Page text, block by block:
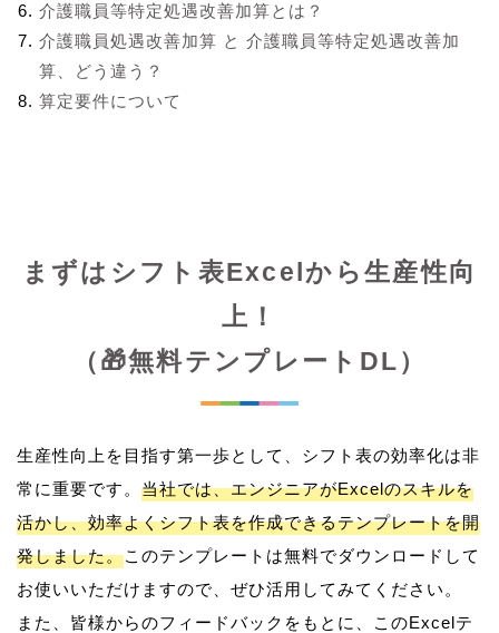
介護職員等特定処遇改善加算とは？
介護職員処遇改善加算 と 介護職員等特定処遇改善加
算、どう違う？
算定要件について
まずはシフト表Excelから生産性向
上！
（🎁無料テンプレートDL）
生産性向上を目指す第一歩として、シフト表の効率化は非
常に重要です。 当社では、エンジニアがExcelのスキルを
活かし、効率よくシフト表を作成できるテンプレートを開
発しました。このテンプレートは無料でダウンロードして
お使いいただけますので、ぜひ活用してみてください。
また、皆様からのフィードバックをもとに、このExcelテ